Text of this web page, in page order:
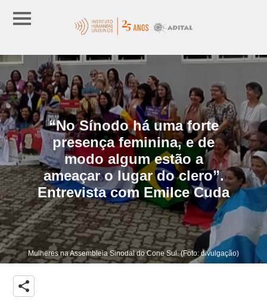
“No Sínodo há uma forte
presença feminina, e de
modo algum estão a
ameaçar o lugar do clero”.
Entrevista com Emilce Cuda
Mulheres na Assembleia Sinodal do Cone Sul. (Foto: divulgação)
share